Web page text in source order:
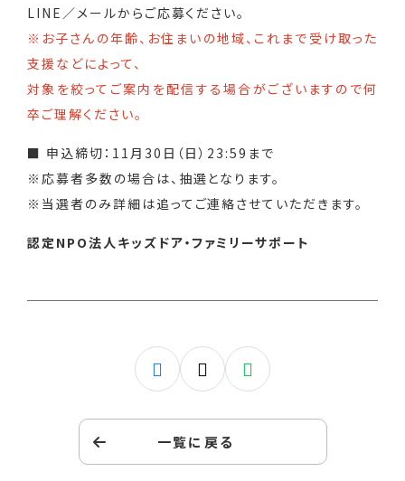
LINE／メールからご応募ください。
※お子さんの年齢、お住まいの地域、これまで受け取った
支援などによって、
対象を絞ってご案内を配信する場合がございますので何
卒ご理解ください。
■ 申込締切：11月30日（日）23:59まで
※応募者多数の場合は、抽選となります。
※当選者のみ詳細は追ってご連絡させていただきます。
認定NPO法人キッズドア・ファミリーサポート
一覧に戻る